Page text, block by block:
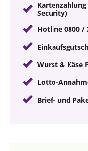
Security)
Hotline 0800 /
Wurst & Käse
Lotto-
Brief- und